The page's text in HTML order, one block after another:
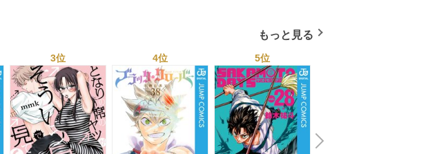
もっと見る
3位 4位 5位
N
x